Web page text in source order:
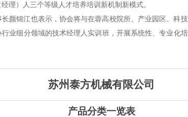
理）人三个等级人才培养培训新机制新模式。
颜锦江也表示，协会将与在蓉高校院所、产业园区、科
业细分领域的技术经理人实训班，开展系统性、专业化
苏州泰方机械有限公司
产品分类一览表